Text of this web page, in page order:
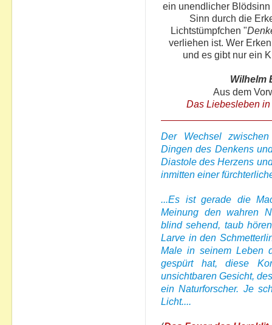
ein unendlicher
Sinn durch die
Lichtstümpfchen "
verliehen ist. Wer
und es gibt nur ein
Wilhelm
Aus dem
Das Liebesleben in
Der Wechsel
Dingen des Denkens
Diastole des Herzens
inmitten einer
...Es ist gerade die
Meinung den wahren
blind sehend, taub
Larve in den
Male in seinem Leben
gespürt hat, diese
unsichtbaren Gesicht,
ein Naturforscher. Je
Licht....